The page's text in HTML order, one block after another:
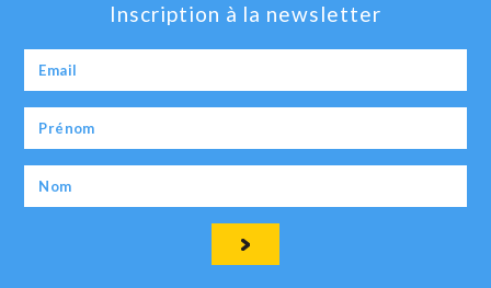
Inscription à la newsletter